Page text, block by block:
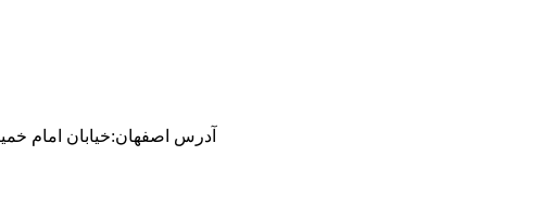
آدرس اصفهان:خیابان امام خمینی،